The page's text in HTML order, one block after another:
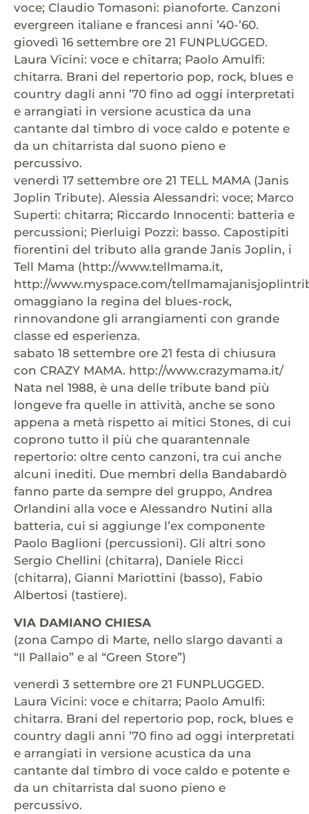
voce; Claudio Tomasoni: pianoforte. Canzoni
evergreen italiane e francesi anni ’40-’60.
giovedì 16 settembre ore 21 FUNPLUGGED.
Laura Vicini: voce e chitarra; Paolo Amulfi:
chitarra. Brani del repertorio pop, rock, blues e
country dagli anni ’70 fino ad oggi interpretati
e arrangiati in versione acustica da una
cantante dal timbro di voce caldo e potente e
da un chitarrista dal suono pieno e
percussivo.
venerdì 17 settembre ore 21 TELL MAMA (Janis
Joplin Tribute). Alessia Alessandri: voce; Marco
Superti: chitarra; Riccardo Innocenti: batteria e
percussioni; Pierluigi Pozzi: basso. Capostipiti
fiorentini del tributo alla grande Janis Joplin, i
Tell Mama (http://www.tellmama.it,
http://www.myspace.com/
omaggiano la regina del blues-rock,
rinnovandone gli arrangiamenti con grande
classe ed esperienza.
sabato 18 settembre ore 21 festa di chiusura
con CRAZY MAMA. http://www.crazymama.it/
Nata nel 1988, è una delle tribute band più
longeve fra quelle in attività, anche se sono
appena a metà rispetto ai mitici Stones, di cui
coprono tutto il più che quarantennale
repertorio: oltre cento canzoni, tra cui anche
alcuni inediti. Due membri della Bandabardò
fanno parte da sempre del gruppo, Andrea
Orlandini alla voce e Alessandro Nutini alla
batteria, cui si aggiunge l’ex componente
Paolo Baglioni (percussioni). Gli altri sono
Sergio Chellini (chitarra), Daniele Ricci
(chitarra), Gianni Mariottini (basso), Fabio
Albertosi (tastiere).
VIA DAMIANO CHIESA
(zona Campo di Marte, nello slargo davanti a
“Il Pallaio” e al “Green Store”)
venerdì 3 settembre ore 21 FUNPLUGGED.
Laura Vicini: voce e chitarra; Paolo Amulfi:
chitarra. Brani del repertorio pop, rock, blues e
country dagli anni ’70 fino ad oggi interpretati
e arrangiati in versione acustica da una
cantante dal timbro di voce caldo e potente e
da un chitarrista dal suono pieno e
percussivo.